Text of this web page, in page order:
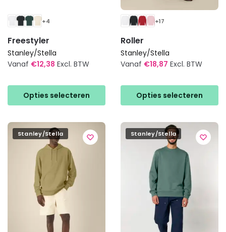
+4
Freestyler
Stanley/Stella
Vanaf €12,38 Excl. BTW
Opties selecteren
product
heeft
variaties.
Deze
gekozen
worden
productpagina
+17
Roller
Stanley/Stella
Vanaf €18,87 Excl. BTW
Opties selecteren
product
heeft
variaties.
Deze
gekozen
productpagina
Stanley/Stella Stanley/Stella